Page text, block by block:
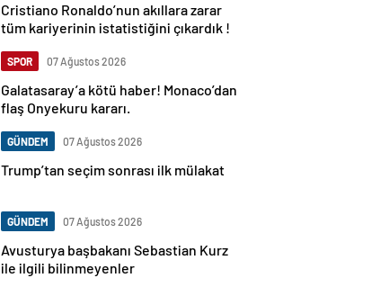
Cristiano Ronaldo’nun akıllara zarar
tüm kariyerinin istatistiğini çıkardık !
SPOR 07 Ağustos 2026
Galatasaray’a kötü haber! Monaco’dan
flaş Onyekuru kararı.
GÜNDEM 07 Ağustos 2026
Trump’tan seçim sonrası ilk mülakat
GÜNDEM 07 Ağustos 2026
Avusturya başbakanı Sebastian Kurz
ile ilgili bilinmeyenler